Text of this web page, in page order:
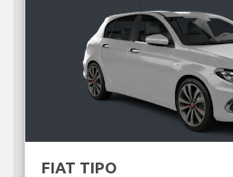
FIAT TIPO